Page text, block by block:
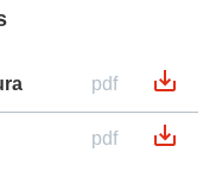
pdf
pdf